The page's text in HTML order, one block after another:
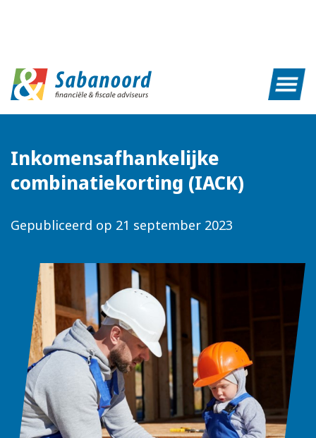
Inkomensafhankelijke
combinatiekorting (IACK)
Gepubliceerd op 21 september 2023